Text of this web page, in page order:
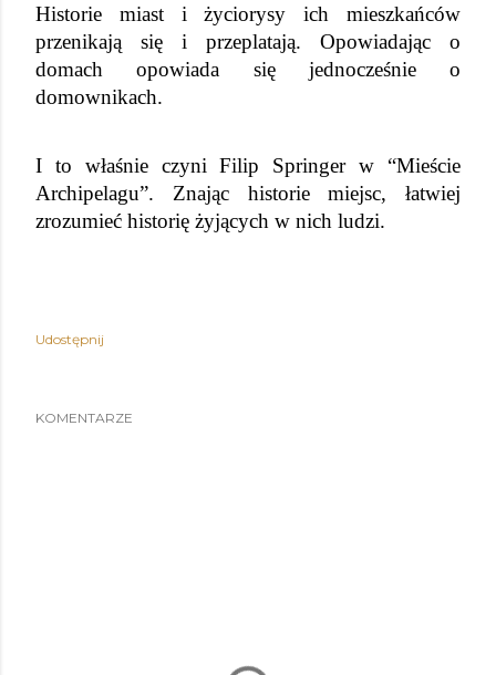
Historie miast i życiorysy ich mieszkańców
przenikają się i przeplatają. Opowiadając o
domach opowiada się jednocześnie o
domownikach.
I to właśnie czyni Filip Springer w “Mieście
Archipelagu”. Znając historie miejsc, łatwiej
zrozumieć historię żyjących w nich ludzi.
Udostępnij
KOMENTARZE